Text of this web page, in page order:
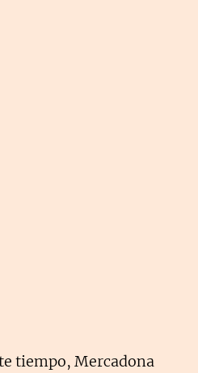
tiempo, Mercadona